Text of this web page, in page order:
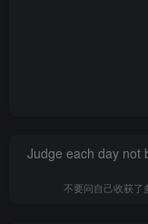
Judge each day not
不要问自己收获了